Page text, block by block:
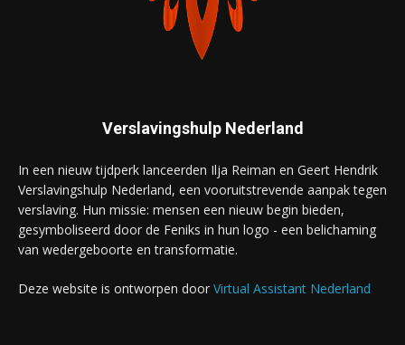
Verslavingshulp Nederland
In een nieuw tijdperk lanceerden Ilja Reiman en Geert Hendrik
Verslavingshulp Nederland, een vooruitstrevende aanpak tegen
verslaving. Hun missie: mensen een nieuw begin bieden,
gesymboliseerd door de Feniks in hun logo - een belichaming
van wedergeboorte en transformatie.
Deze website is ontworpen door Virtual Assistant Nederland